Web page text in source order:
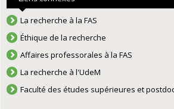
La recherche à la FAS
Éthique de la recherche
Affaires professorales à la FAS
La recherche à l'UdeM
Faculté des études supérieures et